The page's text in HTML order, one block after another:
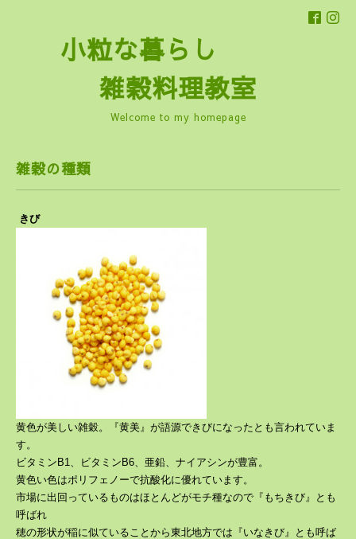
小粒な暮らし
雑穀料理教室
Welcome to my homepage
雑穀の種類
きび
黄色が美しい雑穀。『黄美』が語源できびになったとも言われていま
す。
ビタミンB1、ビタミンB6、亜鉛、ナイアシンが豊富。
黄色い色はポリフェノーで抗酸化に優れています。
市場に出回っているものはほとんどがモチ種なので『もちきび』とも
呼ばれ
穂の形状が稲に似ていることから東北地方では『いなきび』とも呼ば